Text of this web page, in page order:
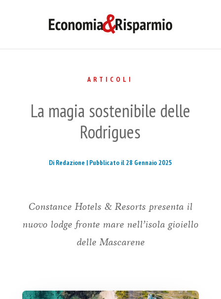
ARTICOLI
La magia sostenibile delle
Rodrigues
Di Redazione | Pubblicato il 28 Gennaio 2025
Constance Hotels & Resorts presenta il
nuovo lodge fronte mare nell’isola gioiello
delle Mascarene